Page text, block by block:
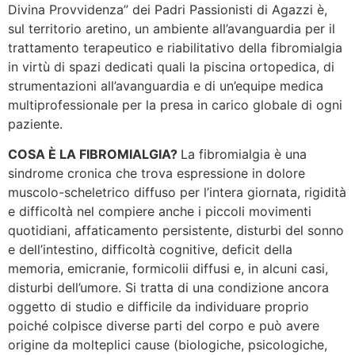
Divina Provvidenza” dei Padri Passionisti di Agazzi è,
sul territorio aretino, un ambiente all’avanguardia per il
trattamento terapeutico e riabilitativo della fibromialgia
in virtù di spazi dedicati quali la piscina ortopedica, di
strumentazioni all’avanguardia e di un’equipe medica
multiprofessionale per la presa in carico globale di ogni
paziente.
COSA È LA FIBROMIALGIA? La fibromialgia è una
sindrome cronica che trova espressione in dolore
muscolo-scheletrico diffuso per l’intera giornata, rigidità
e difficoltà nel compiere anche i piccoli movimenti
quotidiani, affaticamento persistente, disturbi del sonno
e dell’intestino, difficoltà cognitive, deficit della
memoria, emicranie, formicolii diffusi e, in alcuni casi,
disturbi dell’umore. Si tratta di una condizione ancora
oggetto di studio e difficile da individuare proprio
poiché colpisce diverse parti del corpo e può avere
origine da molteplici cause (biologiche, psicologiche,